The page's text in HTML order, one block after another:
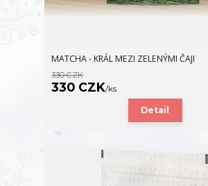
MATCHA - KRÁL MEZI ZELENÝMI ČAJI
330 CZK
330 CZK/ks
Detail